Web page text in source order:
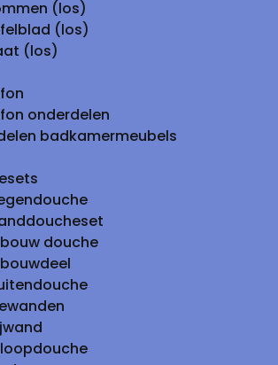
(los)
(los)
(los)
onderdelen
badkamermeubels
douche